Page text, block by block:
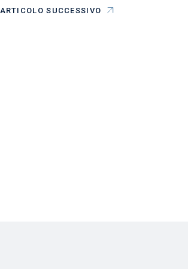
ARTICOLO SUCCESSIVO